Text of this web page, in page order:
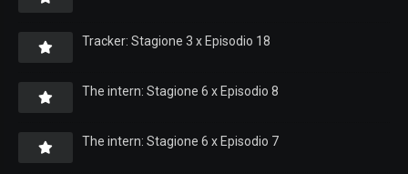
Tracker: Stagione 3 x Episodio 18
The intern: Stagione 6 x Episodio 8
The intern: Stagione 6 x Episodio 7